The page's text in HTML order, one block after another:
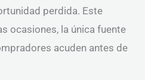
perdida. Este
ocasiones, la única fuente
acuden antes de